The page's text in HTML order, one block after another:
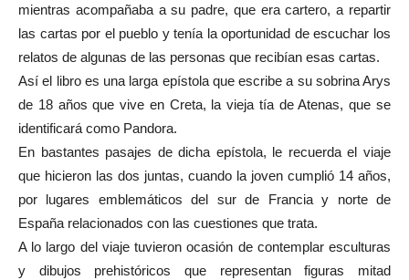
mientras acompañaba a su padre, que era cartero, a repartir
las cartas por el pueblo y tenía la oportunidad de escuchar los
relatos de algunas de las personas que recibían esas cartas.
Así el libro es una larga epístola que escribe a su sobrina Arys
de 18 años que vive en Creta, la vieja tía de Atenas, que se
identificará como Pandora.
En bastantes pasajes de dicha epístola, le recuerda el viaje
que hicieron las dos juntas, cuando la joven cumplió 14 años,
por lugares emblemáticos del sur de Francia y norte de
España relacionados con las cuestiones que trata.
A lo largo del viaje tuvieron ocasión de contemplar esculturas
y dibujos prehistóricos que representan figuras mitad